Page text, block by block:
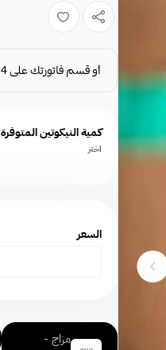
كمية النيكوتين المتوفرة
اختر
السعر
مزاج -